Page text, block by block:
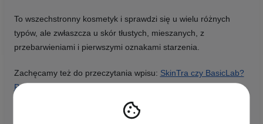
To wszechstronny kosmetyk i sprawdzi się u wielu różnych
typów, ale zwłaszcza u skór tłustych, mieszanych, z
przebarwieniami i pierwszymi oznakami starzenia.
Zachęcamy też do przeczytania wpisu: SkinTra czy BasicLab?
Porównanie hitowych serum z witaminą C!
kwas askorbinowy 20%, kwas